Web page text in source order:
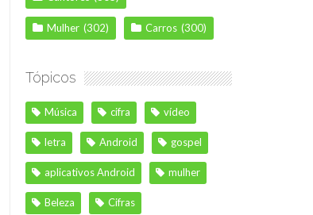
Mulher (302) Carros (300)
Tópicos
Música cifra vídeo
letra Android gospel
aplicativos Android mulher
Beleza Cifras